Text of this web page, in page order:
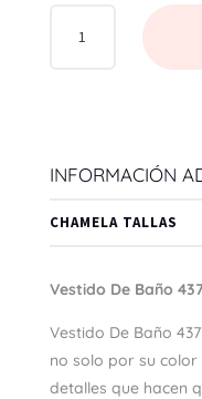
INFORMACIÓN
CHAMELA TALLAS
Vestido De Baño
Vestido De Baño
no solo por su
detalles que hacen